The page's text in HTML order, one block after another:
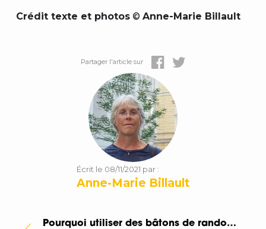
Crédit texte et photos © Anne-Marie Billault
Partager l'article sur
Écrit le 08/11/2021 par :
Anne-Marie Billault
Pourquoi utiliser des bâtons de randonnée ?